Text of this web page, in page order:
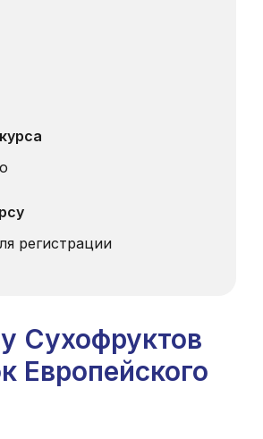
регистрации
Cухофруктов
Европейского